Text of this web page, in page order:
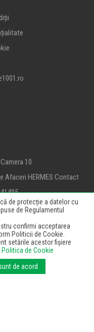
10
Afaceri HERMES Contact
rezervate.
de protecție a datelor cu
de Regulamentul
confirmi acceptarea
Politicii de Cookie.
setările acestor fișiere
Politica de Cookie
de acord